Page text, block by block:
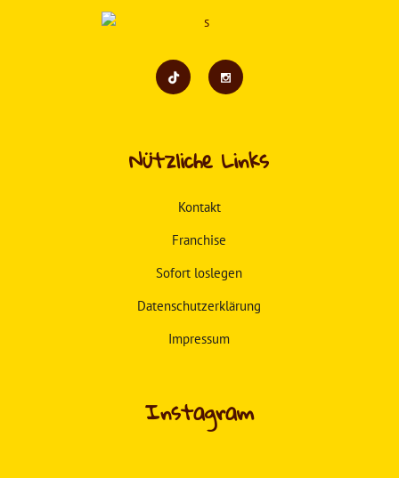
Nützliche Links
Kontakt
Franchise
Sofort loslegen
Datenschutzerklärung
Impressum
Instagram